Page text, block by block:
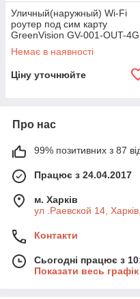
Уличный(наружный) Wi-Fi
роутер под сим карту
GreenVision GV-001-OUT-4G
Немає в наявності
Ціну уточнюйте
Про нас
99% позитивних з 87
Працює з 24.04.2017
м. Харків
ул .Раевской 14,
Контакти
Сьогодні працює з
Показати весь